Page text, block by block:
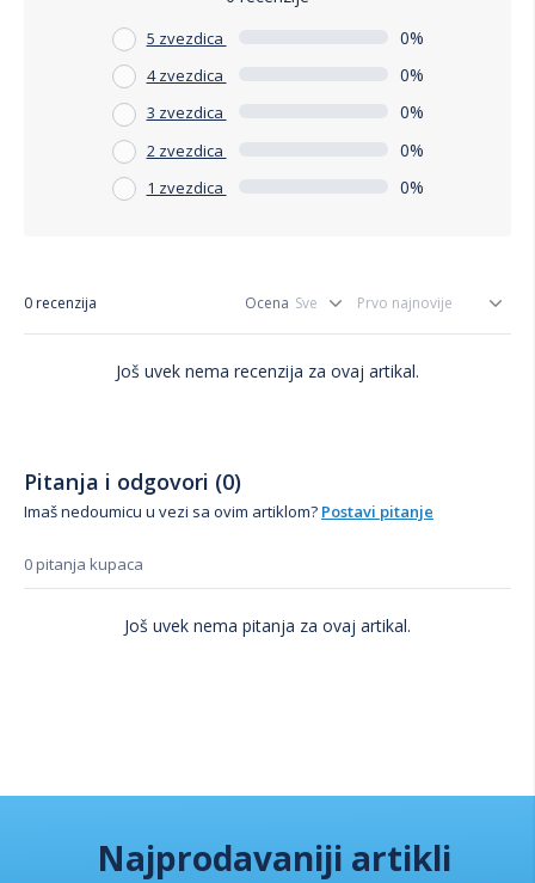
5 zvezdica 0%
4 zvezdica 0%
3 zvezdica 0%
2 zvezdica 0%
1 zvezdica 0%
0 recenzija Ocena
Još uvek nema recenzija za ovaj artikal.
Pitanja i odgovori (0)
Imaš nedoumicu u vezi sa ovim artiklom? Postavi pitanje
0 pitanja kupaca
Još uvek nema pitanja za ovaj artikal.
Najprodavaniji artikli